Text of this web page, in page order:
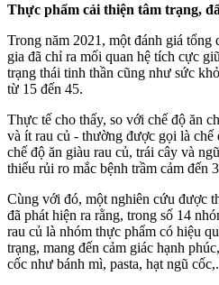
Thực phẩm cải thiện tâm trạng,
Trong năm 2021, một đánh giá tổng
gia đã chỉ ra mối quan hệ tích cực
trạng thái tinh thần cũng như sức
từ 15 đến 45.
Thực tế cho thấy, so với chế độ ăn
và ít rau củ - thường được gọi là
chế độ ăn giàu rau củ, trái cây và
thiểu rủi ro mắc bệnh trầm cảm đến
Cùng với đó, một nghiên cứu được
đã phát hiện ra rằng, trong số 14
rau củ là nhóm thực phẩm có hiệu
trạng, mang đến cảm giác hạnh
cốc như bánh mì, pasta, hạt ngũ